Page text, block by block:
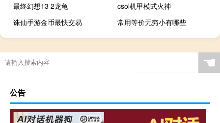
最终幻想13 2龙龟
csol机甲模式火神
诛仙手游金币最快交易
常用等价无穷小有哪些
☚
公告